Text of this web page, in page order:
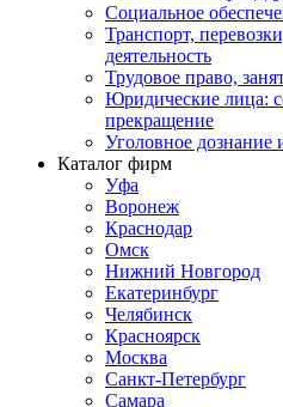
Социальное
Транспорт,
деятельность
Трудовое право,
Юридические лица:
прекращение
Уголовное дознание
Каталог фирм
Уфа
Воронеж
Краснодар
Омск
Нижний Новгород
Екатеринбург
Челябинск
Красноярск
Москва
Санкт-Петербург
Самара